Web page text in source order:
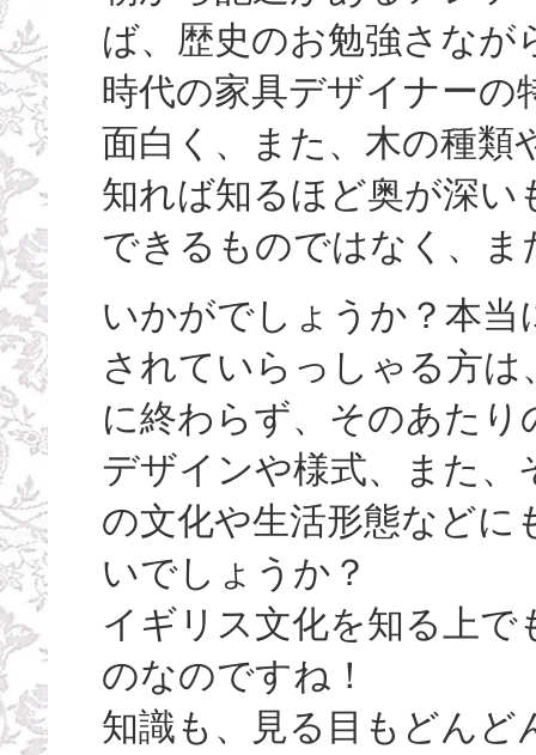
ば、歴史のお勉強さなが
時代の家具デザイナーの
面白く、また、木の種類
知れば知るほど奥が深い
できるものではなく、
いかがでしょうか？本
されていらっしゃる方
に終わらず、そのあた
デザインや様式、また
の文化や生活形態など
いでしょうか？
イギリス文化を知る上
のなのですね！
知識も、見る目もどんど